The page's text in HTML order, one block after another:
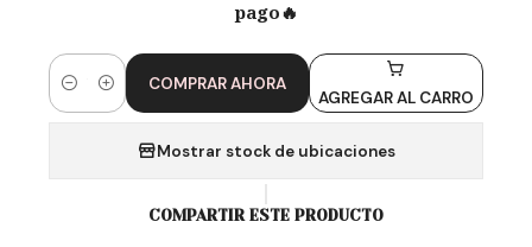
pago🔥
Cantidad AGREGAR AL CARRO
COMPRAR AHORA
Mostrar stock de ubicaciones
COMPARTIR ESTE PRODUCTO